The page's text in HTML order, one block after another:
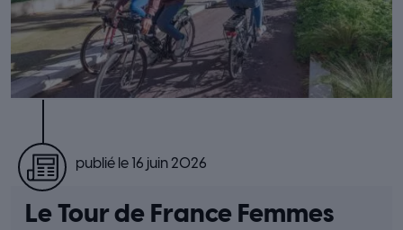
publié le 16 juin 2026
Le Tour de France Femmes